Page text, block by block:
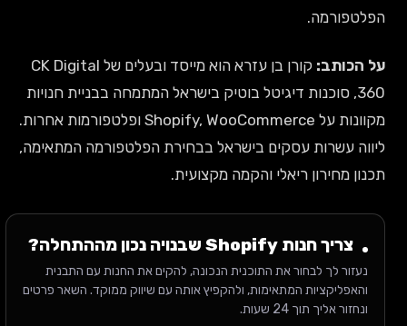
הפלטפורמה.
על הכותב:
קורן בן עזרא הוא מייסד ובעלים של CK Digital
360, סוכנות דיגיטל בוטיק בישראל המתמחה בבניית חנויות
מקוונות על Shopify, WooCommerce ופלטפורמות אחרות.
ליווה עשרות עסקים בישראל בבחירת הפלטפורמה המתאימה,
תכנון מחירון ריאלי והקמה מקצועית.
צריך חנות Shopify שבנויה נכון מההתחלה?
נעזור לך לבחור את התוכנית הנכונה, להקים את החנות עם התבנית
והאפליקציות המתאימות, ולהקפיץ אותה עם שיווק ממוקד. השאר פרטים
ונחזור אליך תוך 24 שעות.